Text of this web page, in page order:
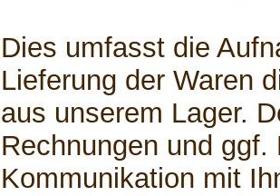
Dies umfasst die
Lieferung der Waren
aus unserem Lager.
Rechnungen und
Kommunikation mit